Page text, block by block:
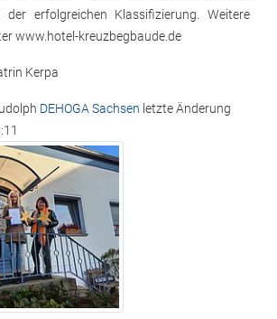
erfolgreichen Klassifizierung. Weitere
www.hotel-kreuzbegbaude.de
Kerpa
DEHOGA Sachsen letzte Änderung